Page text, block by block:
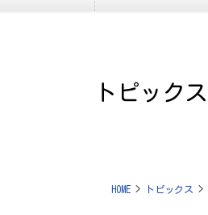
トピックス
HOME トピックス